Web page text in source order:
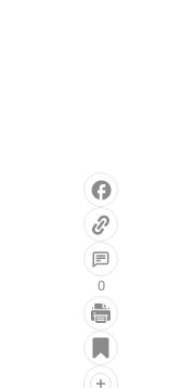
Điện ảnh
0